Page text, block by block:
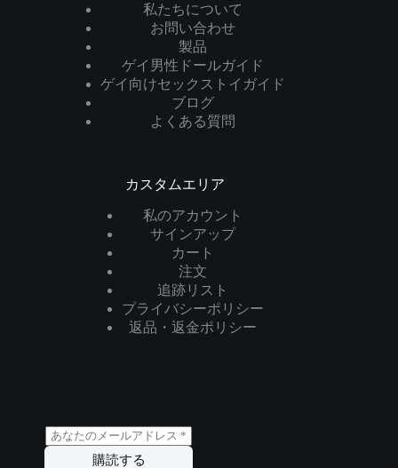
私たちについて
お問い合わせ
製品
ゲイ男性ドールガイド
ゲイ向けセックストイガイド
ブログ
よくある質問
カスタムエリア
私のアカウント
サインアップ
カート
注文
追跡リスト
プライバシーポリシー
返品・返金ポリシー
メ
ー
購読する